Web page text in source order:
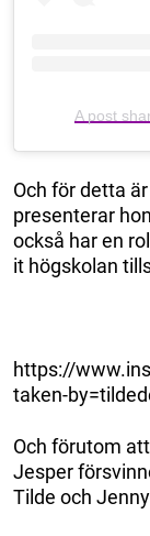
A post
Och för detta
presenterar
också har en
it högskolan
https://
taken-
Och förutom
Jesper
Tilde och